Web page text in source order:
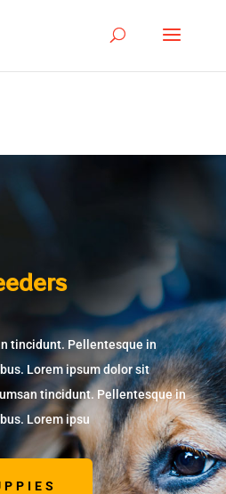
17
tincidunt. Pellentesque in
Lorem ipsum dolor sit
tincidunt. Pellentesque in
Lorem ipsu